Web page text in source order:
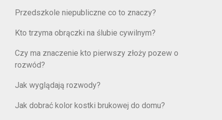
Przedszkole niepubliczne co to znaczy?
Kto trzyma obrączki na ślubie cywilnym?
Czy ma znaczenie kto pierwszy złoży pozew o
rozwód?
Jak wyglądają rozwody?
Jak dobrać kolor kostki brukowej do domu?